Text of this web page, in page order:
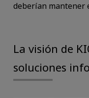
deberían mantener
La visión de
soluciones